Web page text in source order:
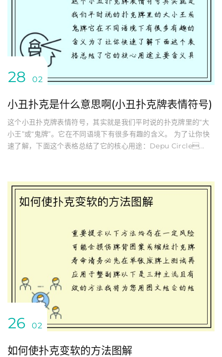
28 02
小丑扑克是什么意思啊(小丑扑克牌表情符号)
这个小丑扑克牌表情符号，其实就是我们平时说的扑克牌里的“大
小王”或“鬼牌”。它在不同语境下有很多有趣的含义。 为了让你快
速了解，下面这个表格总结了它的核心用途：Depu Circle...
26 02
如何使扑克变软的方法图解